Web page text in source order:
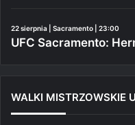
22 sierpnia | Sacramento | 23:00
UFC Sacramento:
WALKI MISTRZOWSKIE